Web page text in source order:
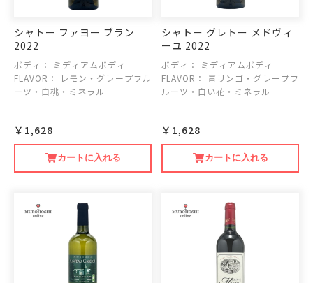
シャトー ファヨー ブラン
2022
ボディ：
ミディアムボディ
FLAVOR：
レモン・グレープフル
ーツ・白桃・ミネラル
￥1,628
カートに入れる
シャトー グレトー メドヴィ
ーユ 2022
ボディ：
ミディアムボディ
FLAVOR：
青リンゴ・グレープフ
ルーツ・白い花・ミネラル
￥1,628
カートに入れる